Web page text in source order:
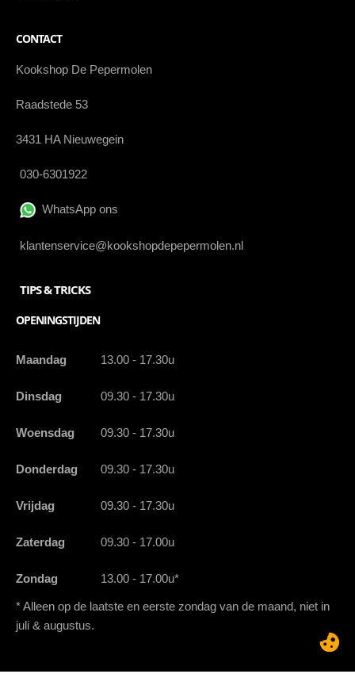
CONTACT
Kookshop De Pepermolen
Raadstede 53
3431 HA Nieuwegein
030-6301922
WhatsApp ons
klantenservice@kookshopdepepermolen.nl
TIPS & TRICKS
OPENINGSTIJDEN
Maandag 13.00 - 17.30u
Dinsdag 09.30 - 17.30u
Woensdag 09.30 - 17.30u
Donderdag 09.30 - 17.30u
Vrijdag 09.30 - 17.30u
Zaterdag 09.30 - 17.00u
Zondag 13.00 - 17.00u*
* Alleen op de laatste en eerste zondag van de maand, niet in
juli & augustus.